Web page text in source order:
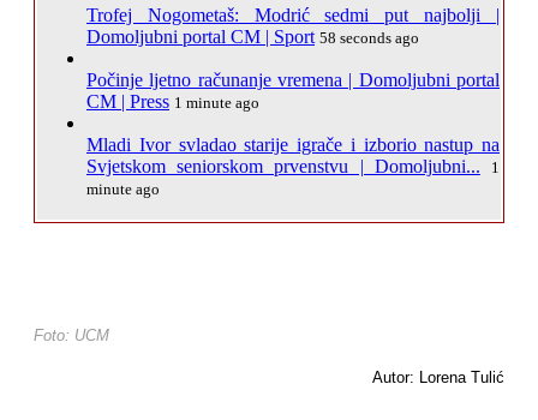
Trofej Nogometaš: Modrić sedmi put najbolji |
Domoljubni portal CM | Sport 58 seconds ago
Počinje ljetno računanje vremena | Domoljubni portal
CM | Press 1 minute ago
Mladi Ivor svladao starije igrače i izborio nastup na
Svjetskom seniorskom prvenstvu | Domoljubni...
1
minute ago
Foto: UCM
Autor: Lorena Tulić